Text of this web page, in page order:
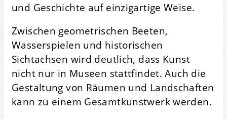
und Geschichte auf einzigartige Weise.
Zwischen geometrischen Beeten,
Wasserspielen und historischen
Sichtachsen wird deutlich, dass Kunst
nicht nur in Museen stattfindet. Auch die
Gestaltung von Räumen und Landschaften
kann zu einem Gesamtkunstwerk werden.